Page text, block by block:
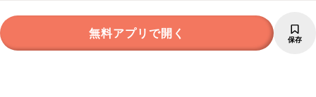
無料アプリで開く 保存